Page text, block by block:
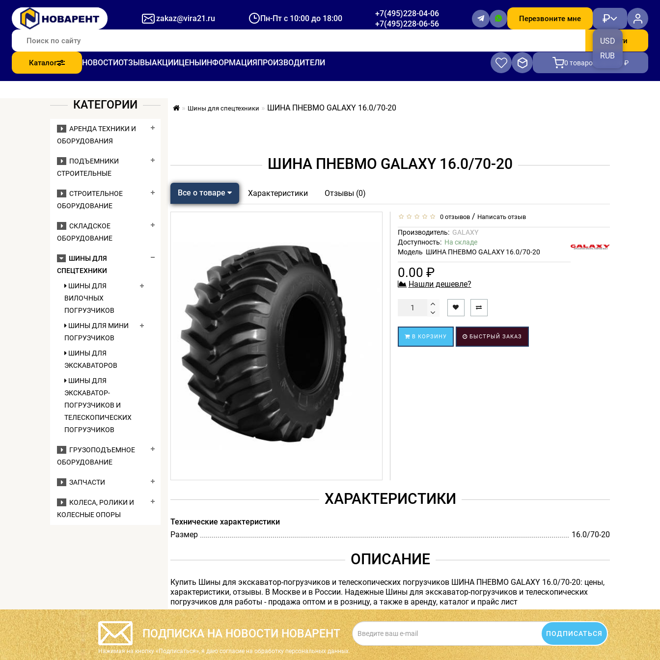
zakaz@vira21.ru Пн-Пт с 10:00 до 18:00
+7(495)228-04-06
+7(495)228-06-56
Перезвоните мне ₽
USD
RUB
Найти
Каталог НОВОСТИОТЗЫВЫАКЦИИЦЕНЫИНФОРМАЦИЯПРОИЗВОДИТЕЛИ 0 товаров, на 0.00 ₽
КАТЕГОРИИ
АРЕНДА ТЕХНИКИ И
ОБОРУДОВАНИЯ
ПОДЪЕМНИКИ
СТРОИТЕЛЬНЫЕ
СТРОИТЕЛЬНОЕ
ОБОРУДОВАНИЕ
СКЛАДСКОЕ
ОБОРУДОВАНИЕ
ШИНЫ ДЛЯ
СПЕЦТЕХНИКИ
ШИНЫ ДЛЯ
ВИЛОЧНЫХ
ПОГРУЗЧИКОВ
ШИНЫ ДЛЯ МИНИ
ПОГРУЗЧИКОВ
ШИНЫ ДЛЯ
ЭКСКАВАТОРОВ
ШИНЫ ДЛЯ
ЭКСКАВАТОР-
ПОГРУЗЧИКОВ И
ТЕЛЕСКОПИЧЕСКИХ
ПОГРУЗЧИКОВ
ГРУЗОПОДЪЕМНОЕ
ОБОРУДОВАНИЕ
ЗАПЧАСТИ
КОЛЕСА, РОЛИКИ И
КОЛЕСНЫЕ ОПОРЫ
Шины для спецтехники ШИНА ПНЕВМО GALAXY 16.0/70-20
ШИНА ПНЕВМО GALAXY 16.0/70-20
Все о товаре Характеристики Отзывы (0)
0 отзывов / Написать отзыв
Производитель: GALAXY
Доступность: На складе
Модель ШИНА ПНЕВМО GALAXY 16.0/70-20
0.00 ₽
Нашли дешевле?
В КОРЗИНУ БЫСТРЫЙ ЗАКАЗ
ХАРАКТЕРИСТИКИ
Технические характеристики
Размер
16.0/70-20
ОПИСАНИЕ
Купить Шины для экскаватор-погрузчиков и телескопических погрузчиков ШИНА ПНЕВМО GALAXY 16.0/70-20: цены,
характеристики, отзывы. В Москве и в России. Надежные Шины для экскаватор-погрузчиков и телескопических
погрузчиков для работы - продажа оптом и в розницу, а также в аренду, каталог и прайс лист
ПОДПИСКА НА НОВОСТИ НОВАРЕНТ ПОДПИСАТЬСЯ
Нажимая на кнопку «Подписаться», я даю cогласие на обработку персональных данных.